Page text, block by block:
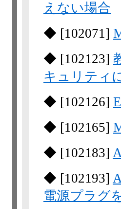
えない場合
◆ [102071]
◆ [102123]
キュリティ
◆ [102126]
◆ [102165]
◆ [102183]
◆ [102193]
電源プラグ